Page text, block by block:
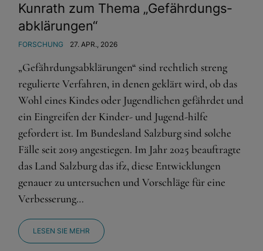
Kunrath zum Thema „Gefährdungs­
abklärungen“
FORSCHUNG 27. APR., 2026
„Gefährdungsabklärungen“ sind rechtlich streng
regulierte Verfahren, in denen geklärt wird, ob das
Wohl eines Kindes oder Jugendlichen gefährdet und
ein Eingreifen der Kinder- und Jugend-hilfe
gefordert ist. Im Bundesland Salzburg sind solche
Fälle seit 2019 angestiegen. Im Jahr 2025 beauftragte
das Land Salzburg das ifz, diese Entwicklungen
genauer zu untersuchen und Vorschläge für eine
Verbesserung…
LESEN SIE MEHR